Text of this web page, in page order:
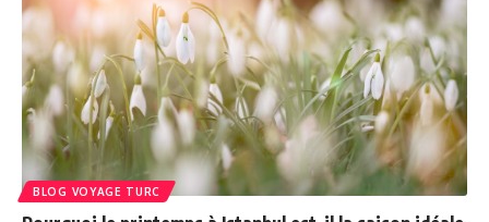
BLOG VOYAGE TURC